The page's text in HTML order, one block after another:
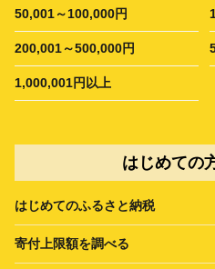
50,001～100,000円
200,001～500,000円
1,000,001円以上
はじめての
はじめてのふるさと納税
寄付上限額を調べる